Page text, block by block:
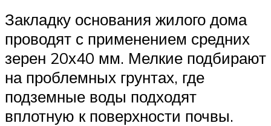
Закладку основания жилого дома
проводят с применением средних
зерен 20х40 мм. Мелкие подбирают
на проблемных грунтах, где
подземные воды подходят
вплотную к поверхности почвы.